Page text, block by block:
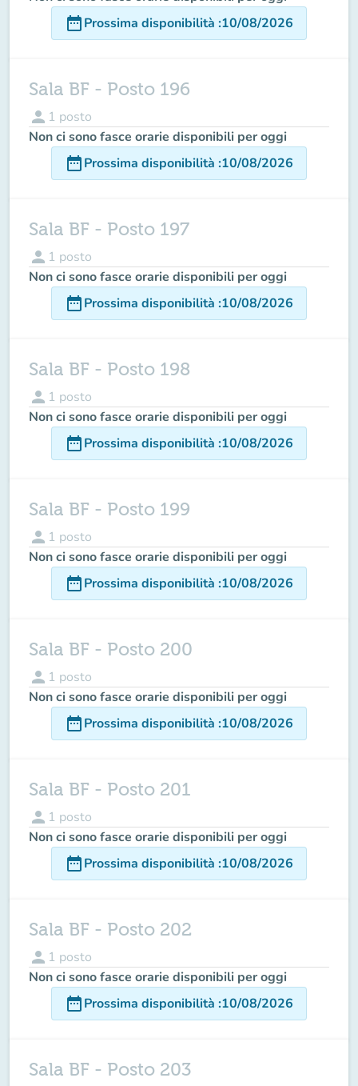
date_rangeProssima disponibilità :10/08/2026
Sala BF - Posto 196
person 1 posto
Non ci sono fasce orarie disponibili per oggi
date_rangeProssima disponibilità :10/08/2026
Sala BF - Posto 197
person 1 posto
Non ci sono fasce orarie disponibili per oggi
date_rangeProssima disponibilità :10/08/2026
Sala BF - Posto 198
person 1 posto
Non ci sono fasce orarie disponibili per oggi
date_rangeProssima disponibilità :10/08/2026
Sala BF - Posto 199
person 1 posto
Non ci sono fasce orarie disponibili per oggi
date_rangeProssima disponibilità :10/08/2026
Sala BF - Posto 200
person 1 posto
Non ci sono fasce orarie disponibili per oggi
date_rangeProssima disponibilità :10/08/2026
Sala BF - Posto 201
person 1 posto
Non ci sono fasce orarie disponibili per oggi
date_rangeProssima disponibilità :10/08/2026
Sala BF - Posto 202
person 1 posto
Non ci sono fasce orarie disponibili per oggi
date_rangeProssima disponibilità :10/08/2026
Sala BF - Posto 203